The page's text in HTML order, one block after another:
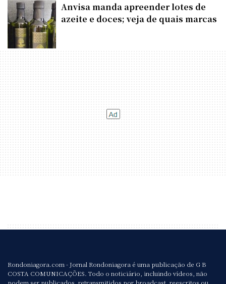
Anvisa manda apreender lotes de
azeite e doces; veja de quais marcas
Rondoniagora.com - Jornal Rondoniagora é uma publicação de G B
COSTA COMUNICAÇÕES. Todo o noticiário, incluindo vídeos, não
podem ser publicados, retransmitidos por broadcast, reescritos ou